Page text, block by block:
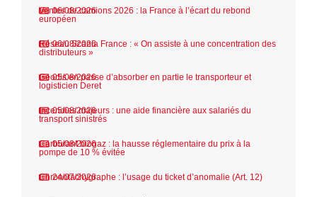
06/08/2026
Ventes de camions 2026 : la France à l’écart du rebond
européen
06/08/2026
Réseau Scania France : « On assiste à une concentration des
distributeurs »
05/08/2026
Geodis en passe d’absorber en partie le transporteur et
logisticien Deret
05/08/2026
Incendies majeurs : une aide financière aux salariés du
transport sinistrés
05/08/2026
Carburant biogaz : la hausse réglementaire du prix à la
pompe de 10 % évitée
24/07/2026
Chronotachygraphe : l’usage du ticket d’anomalie (Art. 12)